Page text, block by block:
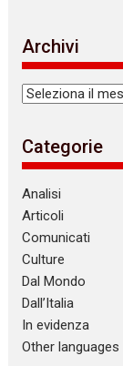
Archivi
Archivi
Categorie
Analisi
Articoli
Comunicati
Culture
Dal Mondo
Dall’Italia
In evidenza
Other languages